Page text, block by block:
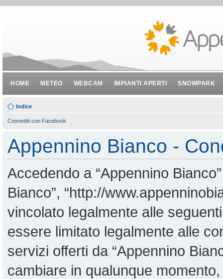
HOME METEO WEBCAM IMPIANTI APERTI SNOWPARK
Indice
Connettiti con Facebook
Appennino Bianco -
Accedendo a “Appennino
Bianco”, “http://
vincolato legalmente alle
essere limitato legalmente alle
servizi offerti da “Appennino
cambiare in qualunque